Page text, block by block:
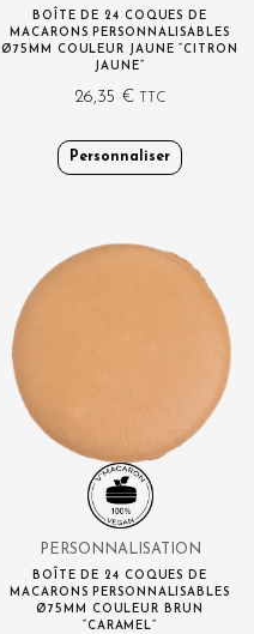
BOÎTE DE 24 COQUES DE
MACARONS PERSONNALISABLES
Ø75MM COULEUR JAUNE “CITRON
JAUNE”
26,35 € TTC
Personnaliser
PERSONNALISATION
BOÎTE DE 24 COQUES DE
MACARONS PERSONNALISABLES
Ø75MM COULEUR BRUN
“CARAMEL”